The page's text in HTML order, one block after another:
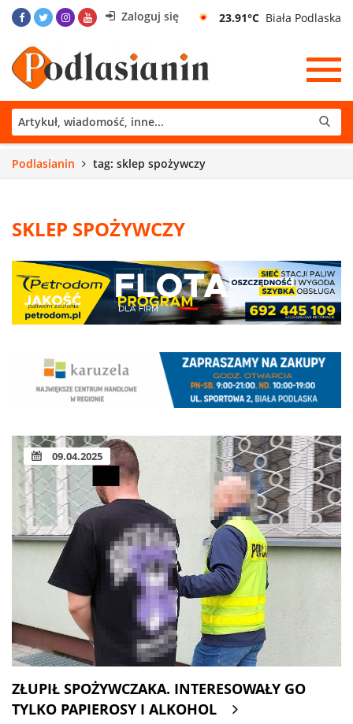
Zaloguj się 23.91°C Biała Podlaska
Podlasianin tag: sklep spożywczy
SKLEP SPOŻYWCZY
09.04.2025
ZŁUPIŁ SPOŻYWCZAKA. INTERESOWAŁY GO
TYLKO PAPIEROSY I ALKOHOL